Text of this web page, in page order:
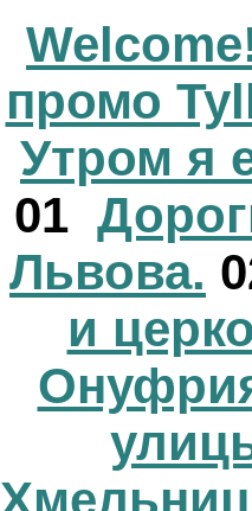
промо
Утром я
01
Львова.
и